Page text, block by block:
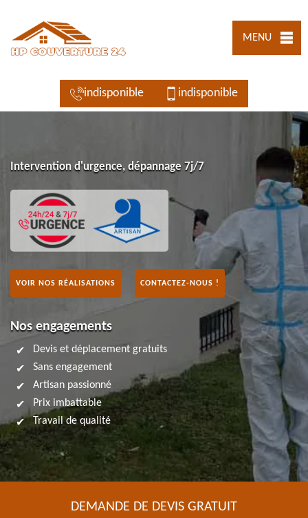
MENU
indisponible indisponible
Intervention d'urgence, dépannage 7j/7
VOIR NOS RÉALISATIONS CONTACTEZ-NOUS !
Nos engagements
Devis et déplacement gratuits
Sans engagement
Artisan passionné
Prix imbattable
Travail de qualité
DEMANDE DE DEVIS GRATUIT